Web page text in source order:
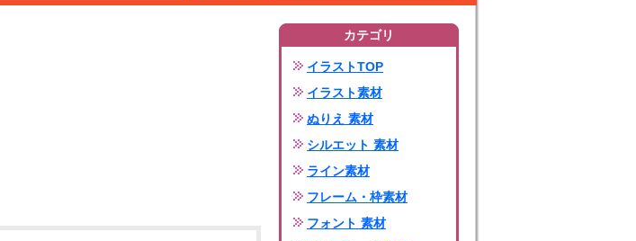
カテゴリ
イラストTOP
イラスト素材
ぬりえ 素材
シルエット 素材
ライン素材
フレーム・枠素材
フォント 素材